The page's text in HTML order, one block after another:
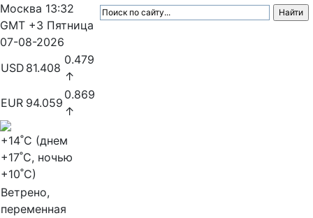
Москва 13:32
GMT +3 Пятница
07-08-2026
USD 81.408
0.479
↑
EUR 94.059
0.869
↑
+14˚C (днем
+17˚C, ночью
+10˚C)
Ветрено,
переменная